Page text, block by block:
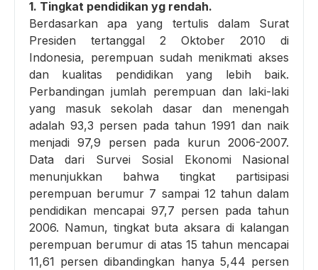
1. Tingkat pendidikan yg rendah.
Berdasarkan apa yang tertulis dalam Surat
Presiden tertanggal 2 Oktober 2010 di
Indonesia, perempuan sudah menikmati akses
dan kualitas pendidikan yang lebih baik.
Perbandingan jumlah perempuan dan laki-laki
yang masuk sekolah dasar dan menengah
adalah 93,3 persen pada tahun 1991 dan naik
menjadi 97,9 persen pada kurun 2006-2007.
Data dari Survei Sosial Ekonomi Nasional
menunjukkan bahwa tingkat partisipasi
perempuan berumur 7 sampai 12 tahun dalam
pendidikan mencapai 97,7 persen pada tahun
2006. Namun, tingkat buta aksara di kalangan
perempuan berumur di atas 15 tahun mencapai
11,61 persen dibandingkan hanya 5,44 persen